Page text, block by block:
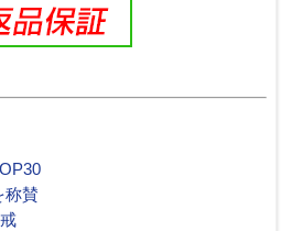
称賛